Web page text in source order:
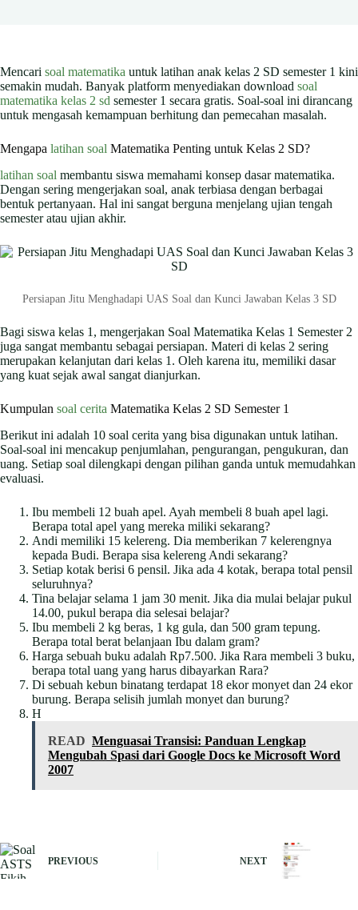
Mencari soal matematika untuk latihan anak kelas 2 SD semester 1 kini
semakin mudah. Banyak platform menyediakan download soal
matematika kelas 2 sd semester 1 secara gratis. Soal-soal ini dirancang
untuk mengasah kemampuan berhitung dan pemecahan masalah.
Mengapa latihan soal Matematika Penting untuk Kelas 2 SD?
latihan soal membantu siswa memahami konsep dasar matematika.
Dengan sering mengerjakan soal, anak terbiasa dengan berbagai
bentuk pertanyaan. Hal ini sangat berguna menjelang ujian tengah
semester atau ujian akhir.
Persiapan Jitu Menghadapi UAS Soal dan Kunci Jawaban Kelas 3 SD
Bagi siswa kelas 1, mengerjakan Soal Matematika Kelas 1 Semester 2
juga sangat membantu sebagai persiapan. Materi di kelas 2 sering
merupakan kelanjutan dari kelas 1. Oleh karena itu, memiliki dasar
yang kuat sejak awal sangat dianjurkan.
Kumpulan soal cerita Matematika Kelas 2 SD Semester 1
Berikut ini adalah 10 soal cerita yang bisa digunakan untuk latihan.
Soal-soal ini mencakup penjumlahan, pengurangan, pengukuran, dan
uang. Setiap soal dilengkapi dengan pilihan ganda untuk memudahkan
evaluasi.
Ibu membeli 12 buah apel. Ayah membeli 8 buah apel lagi.
Berapa total apel yang mereka miliki sekarang?
Andi memiliki 15 kelereng. Dia memberikan 7 kelerengnya
kepada Budi. Berapa sisa kelereng Andi sekarang?
Setiap kotak berisi 6 pensil. Jika ada 4 kotak, berapa total pensil
seluruhnya?
Tina belajar selama 1 jam 30 menit. Jika dia mulai belajar pukul
14.00, pukul berapa dia selesai belajar?
Ibu membeli 2 kg beras, 1 kg gula, dan 500 gram tepung.
Berapa total berat belanjaan Ibu dalam gram?
Harga sebuah buku adalah Rp7.500. Jika Rara membeli 3 buku,
berapa total uang yang harus dibayarkan Rara?
Di sebuah kebun binatang terdapat 18 ekor monyet dan 24 ekor
burung. Berapa selisih jumlah monyet dan burung?
H
READ Menguasai Transisi: Panduan Lengkap
Mengubah Spasi dari Google Docs ke Microsoft Word
2007
PREVIOUS NEXT